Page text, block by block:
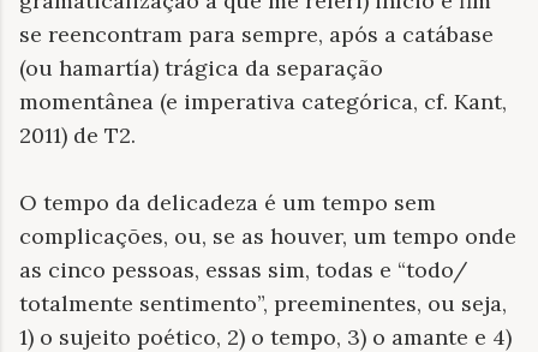
se reencontram para sempre, após a catábase
(ou hamartía) trágica da separação
momentânea (e imperativa categórica, cf. Kant,
2011) de T2.
O tempo da delicadeza é um tempo sem
complicações, ou, se as houver, um tempo onde
as cinco pessoas, essas sim, todas e “todo/
totalmente sentimento”, preeminentes, ou seja,
1) o sujeito poético, 2) o tempo, 3) o amante e 4)